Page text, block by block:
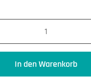
Anzahl: Gib den
In den Warenkorb